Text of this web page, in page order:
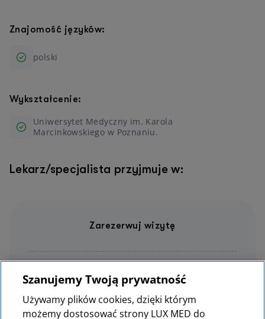
Znajomość języków:
polski
Wykształcenie:
Uniwersytet Medyczny im. Karola
Marcinkowskiego w Poznaniu.
Lekarz/specjalista przyjmuje w:
Zarezerwuj wizytę
LUX MED Szpital Poznań
Szanujemy Twoją prywatność
Używamy plików cookies, dzięki którym
możemy dostosować strony LUX MED do